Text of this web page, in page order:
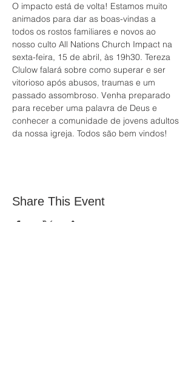
O impacto está de volta! Estamos muito
animados para dar as boas-vindas a
todos os rostos familiares e novos ao
nosso culto All Nations Church Impact na
sexta-feira, 15 de abril, às 19h30. Tereza
Clulow falará sobre como superar e ser
vitorioso após abusos, traumas e um
passado assombroso. Venha preparado
para receber uma palavra de Deus e
conhecer a comunidade de jovens adultos
da nossa igreja. Todos são bem vindos!
Share This Event